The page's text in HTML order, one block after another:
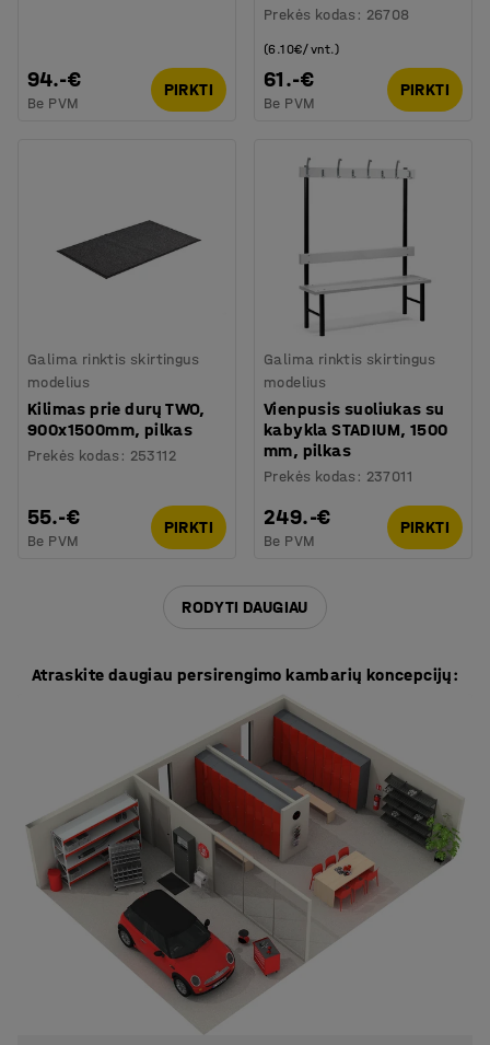
94.-€
Be PVM
PIRKTI
Prekės kodas : 26708
61.-€
(6.10€/vnt.)
Be PVM
PIRKTI
Galima rinktis skirtingus
modelius
Kilimas prie durų TWO,
900x1500mm, pilkas
Prekės kodas : 253112
55.-€
Be PVM
PIRKTI
Galima rinktis skirtingus
modelius
Vienpusis suoliukas su
kabykla STADIUM, 1500
mm, pilkas
Prekės kodas : 237011
249.-€
Be PVM
PIRKTI
RODYTI DAUGIAU
Atraskite daugiau persirengimo kambarių koncepcijų: